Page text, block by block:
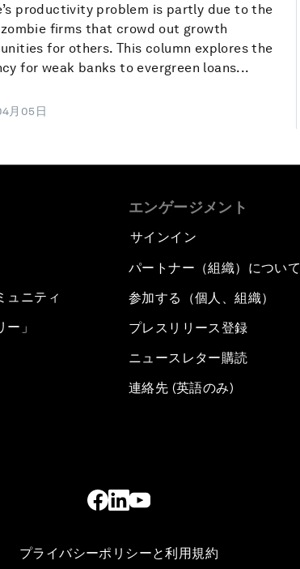
productivity problem is partly due to the
firms that crowd out growth
for others. This column explores the
for weak banks to evergreen loans...
月05日
ュニティ
」
エンゲージメント
サインイン
パートナー（組織）について
参加する（個人、組織）
プレスリリース登録
ニュースレター購読
連絡先 (英語のみ)
プライバシーポリシーと利用規約